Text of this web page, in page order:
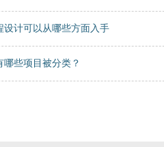
设计可以从哪些方面入手
哪些项目被分类？